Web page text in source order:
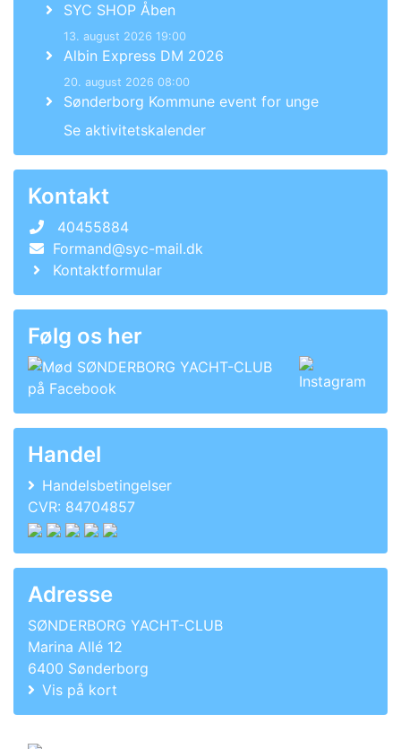
SYC SHOP Åben
13. august 2026 19:00
Albin Express DM 2026
20. august 2026 08:00
Sønderborg Kommune event for unge
Se aktivitetskalender
Kontakt
40455884
Formand@syc-mail.dk
Kontaktformular
Følg os her
Handel
Handelsbetingelser
CVR: 84704857
Adresse
SØNDERBORG YACHT-CLUB
Marina Allé 12
6400 Sønderborg
Vis på kort